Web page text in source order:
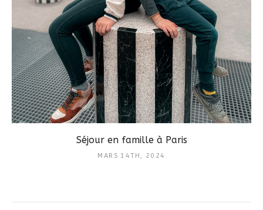
Séjour en famille à Paris
MARS 14TH, 2024